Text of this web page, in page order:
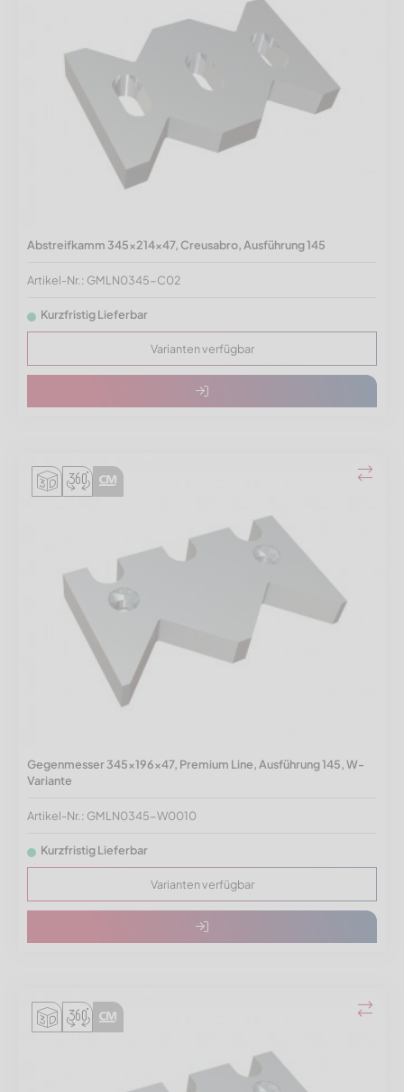
Abstreifkamm 345x214x47, Creusabro, Ausführung 145
Artikel-Nr.: GMLN0345-C02
Kurzfristig Lieferbar
Varianten verfügbar
Gegenmesser 345x196x47, Premium Line, Ausführung 145, W-
Variante
Artikel-Nr.: GMLN0345-W0010
Kurzfristig Lieferbar
Varianten verfügbar